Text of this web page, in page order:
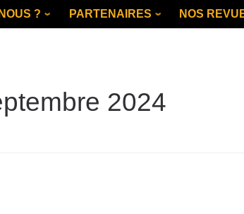
? PARTENAIRES NOS
2024